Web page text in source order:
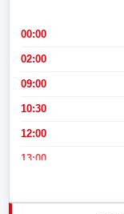
00:00
02:00
09:00
10:30
12:00
13:00